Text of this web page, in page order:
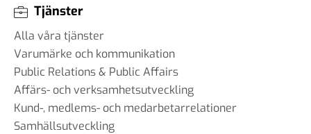
Tjänster
Alla våra tjänster
Varumärke och kommunikation
Public Relations & Public Affairs
Affärs- och verksamhetsutveckling
Kund-, medlems- och medarbetarrelationer
Samhällsutveckling